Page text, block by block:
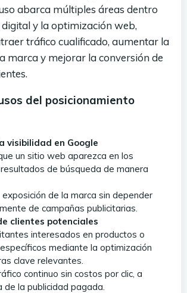
abarca múltiples áreas dentro
y la optimización web,
tráfico cualificado, aumentar la
marca y mejorar la conversión de
del posicionamiento
visibilidad en Google
un sitio web aparezca en los
de búsqueda de manera
exposición de la marca sin depender
de campañas publicitarias.
clientes potenciales
interesados en productos o
mediante la optimización
clave relevantes.
continuo sin costos por clic, a
de la publicidad pagada.